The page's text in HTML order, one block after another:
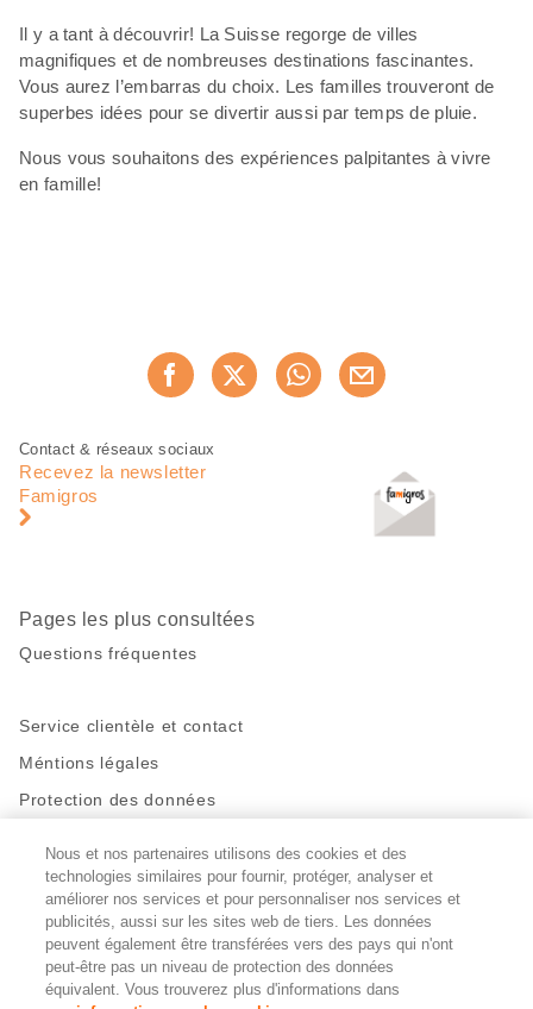
Il y a tant à découvrir! La Suisse regorge de villes
magnifiques et de nombreuses destinations fascinantes.
Vous aurez l’embarras du choix. Les familles trouveront de
superbes idées pour se divertir aussi par temps de pluie.
Nous vous souhaitons des expériences palpitantes à vivre
en famille!
Recommander maintenant
Pied
page
Navigation
pied
Contact & réseaux sociaux
Recevez la newsletter
Famigros
Pages les plus consultées
Questions fréquentes
Service clientèle et contact
Méntions légales
Protection des données
Restez en contact!
Facebook
http://twitter.com/migros
https://www.youtube.com/user/
PinterestInstagram
Paramètres des cookies
Nous et nos partenaires utilisons des cookies et des
technologies similaires pour fournir, protéger, analyser et
améliorer nos services et pour personnaliser nos services et
publicités, aussi sur les sites web de tiers. Les données
peuvent également être transférées vers des pays qui n'ont
peut-être pas un niveau de protection des données
équivalent. Vous trouverez plus d'informations dans